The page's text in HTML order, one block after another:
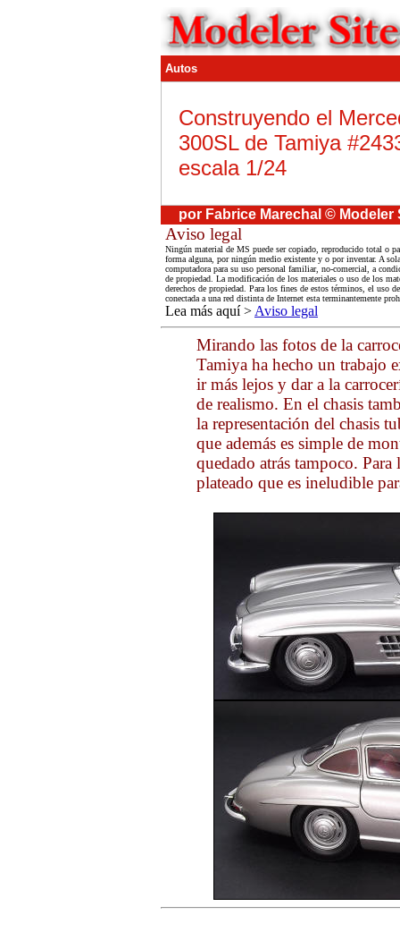
Autos
Construyendo el
300SL de Tamiya
escala 1/24
por Fabrice Marechal © Modeler
Aviso legal
Ningún material de MS puede ser copiado, reproducido total o
forma alguna, por ningún medio existente y o por inventar. A
computadora para su uso personal familiar, no-comercial, a
de propiedad. La modificación de los materiales o uso de los
derechos de propiedad. Para los fines de estos términos, el uso
conectada a una red distinta de Internet esta terminantemente
Lea más aquí > Aviso legal
Mirando las fotos de la
Tamiya ha hecho un trabajo
ir más lejos y dar a la
de realismo. En el chasis
la representación del chasis
que además es simple de
quedado atrás tampoco.
plateado que es ineludible